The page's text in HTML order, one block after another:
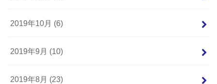
2019年10月 (6)
2019年9月 (10)
2019年8月 (23)